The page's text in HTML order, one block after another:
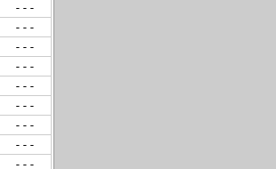
---
---
---
---
---
---
---
---
---